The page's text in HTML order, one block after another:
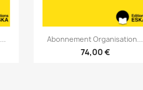
Aperçu rapide
Abonnement Organisation...
74,00 €